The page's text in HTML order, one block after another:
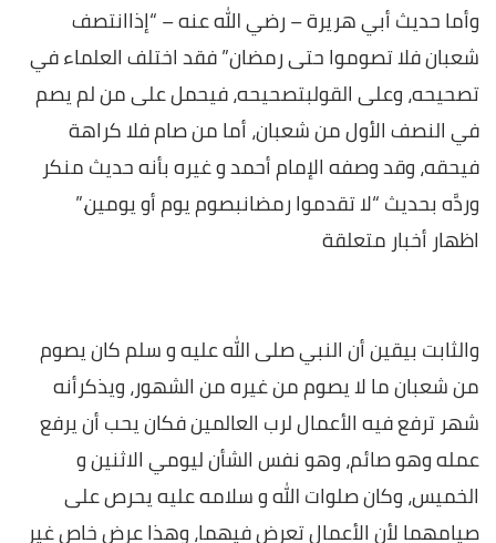
وأما حديث أبي هريرة – رضي الله عنه – “إذاانتصف
شعبان فلا تصوموا حتى رمضان” فقد اختلف العلماء في
تصحيحه، وعلى القولبتصحيحه، فيحمل على من لم يصم
في النصف الأول من شعبان، أما من صام فلا كراهة
فيحقه، وقد وصفه الإمام أحمد و غيره بأنه حديث منكر
وردَّه بحديث “لا تقدموا رمضانبصوم يوم أو يومين”.
اظهار أخبار متعلقة
والثابت بيقين أن النبي صلى الله عليه و سلم كان يصوم
من شعبان ما لا يصوم من غيره من الشهور، ويذكرأنه
شهر ترفع فيه الأعمال لرب العالمين فكان يحب أن يرفع
عمله وهو صائم، وهو نفس الشأن ليومي الاثنين و
الخميس، وكان صلوات الله و سلامه عليه يحرص على
صيامهما لأن الأعمال تعرض فيهما، وهذا عرض خاص غير